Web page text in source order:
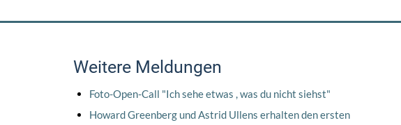
Weitere Meldungen
Foto-Open-Call "Ich sehe etwas , was du nicht siehst"
Howard Greenberg und Astrid Ullens erhalten den ersten